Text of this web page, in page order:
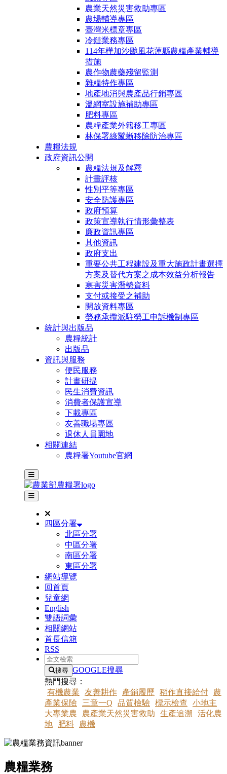
農業天然災害救助專區
農場輔導專區
臺灣米標章專區
冷鏈業務專區
114年樺加沙颱風花蓮縣農糧產業輔導
措施
農作物農藥殘留監測
雜糧特作專區
地產地消與農產品行銷專區
溫網室設施補助專區
肥料專區
農糧產業外籍移工專區
林保署綠鬣蜥移除防治專區
農糧法規
政府資訊公開
農糧法規及解釋
計畫評核
性別平等專區
安全防護專區
政府預算
政策宣導執行情形彙整表
廉政資訊專區
其他資訊
政府支出
重要公共工程建設及重大施政計畫選擇
方案及替代方案之成本效益分析報告
寒害災害潛勢資料
支付或接受之補助
開放資料專區
勞務承攬派駐勞工申訴機制專區
統計與出版品
農糧統計
出版品
資訊與服務
便民服務
計畫研提
民生消費資訊
消費者保護宣導
下載專區
友善職場專區
退休人員園地
相關連結
農糧署Youtube官網
主選單
其他網站選單
四區分署
北區分署
中區分署
南區分署
東區分署
網站導覽
回首頁
兒童網
English
雙語詞彙
相關網站
首長信箱
RSS
全文檢索
搜尋 GOOGLE搜尋
熱門搜尋：
有機農業
友善耕作 產銷履歷 稻作直接給付
農
產業保險
三章一Q 品質檢驗 標示檢查
小地主
大專業農
農產業天然災害救助 生產追溯
活化農
地
肥料 農機
農糧業務